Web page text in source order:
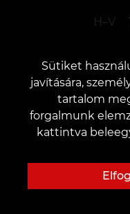
H–V
Sütiket
javítására,
tartalom
forgalmunk
kattintva